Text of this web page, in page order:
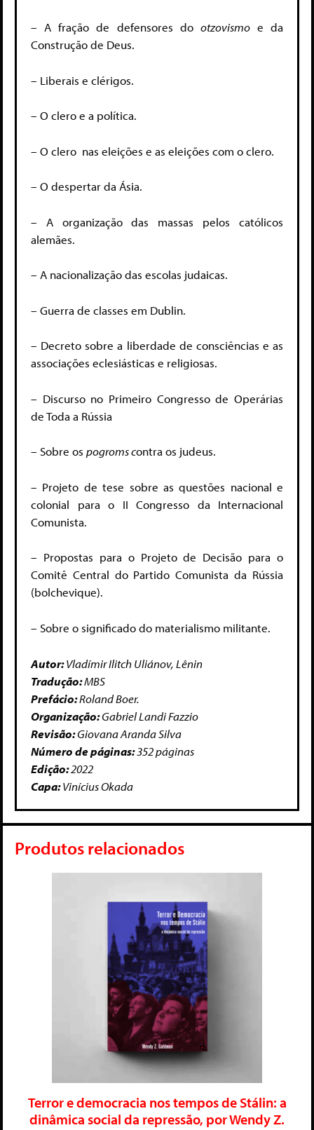
– A fração de defensores do otzovismoe da
Construção de Deus.
– Liberais e clérigos.
– O clero e a política.
– O clero nas eleições e as eleições com o clero.
– O despertar da Ásia.
– A organização das massas pelos católicos
alemães.
– A nacionalização das escolas judaicas.
– Guerra de classes em Dublin.
– Decreto sobre a liberdade de consciências e as
associações eclesiásticas e religiosas.
– Discurso no Primeiro Congresso de Operárias
de Toda a Rússia
– Sobre os pogroms contra os judeus.
– Projeto de tese sobre as questões nacional e
colonial para o II Congresso da Internacional
Comunista.
– Propostas para o Projeto de Decisão para o
Comitê Central do Partido Comunista da Rússia
(bolchevique).
– Sobre o significado do materialismo militante.
Autor:Vladímir Ilitch Uliánov, Lênin
Tradução:MBS
Prefácio:Roland Boer.
Organização:Gabriel Landi Fazzio
Revisão:Giovana Aranda Silva
Número de páginas:352 páginas
Edição:2022
Capa:Vinícius Okada
Produtos relacionados
Terror e democracia nos tempos de Stálin: a
dinâmica social da repressão, por Wendy Z.